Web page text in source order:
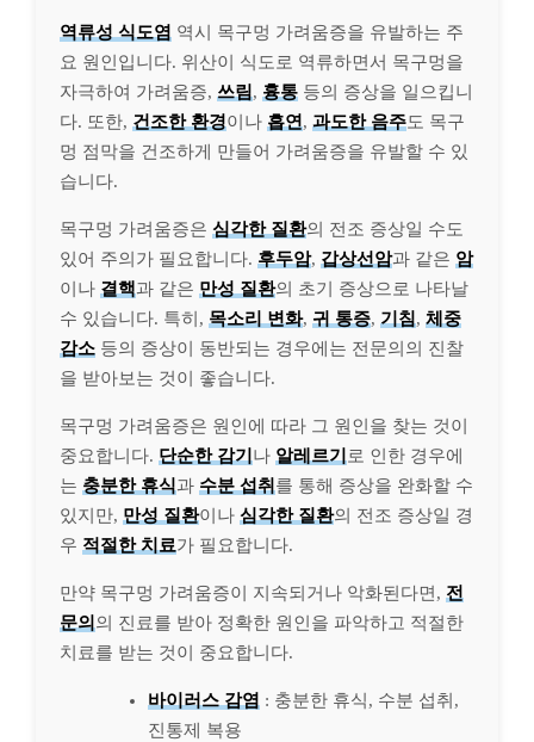
역류성 식도염 역시 목구멍 가려움증을 유발하는 주
요 원인입니다. 위산이 식도로 역류하면서 목구멍을
자극하여 가려움증, 쓰림, 흉통 등의 증상을 일으킵니
다. 또한, 건조한 환경이나 흡연, 과도한 음주도 목구
멍 점막을 건조하게 만들어 가려움증을 유발할 수 있
습니다.
목구멍 가려움증은 심각한 질환의 전조 증상일 수도
있어 주의가 필요합니다. 후두암, 갑상선암과 같은 암
이나 결핵과 같은 만성 질환의 초기 증상으로 나타날
수 있습니다. 특히, 목소리 변화, 귀 통증, 기침, 체중
감소 등의 증상이 동반되는 경우에는 전문의의 진찰
을 받아보는 것이 좋습니다.
목구멍 가려움증은 원인에 따라 그 원인을 찾는 것이
중요합니다. 단순한 감기나 알레르기로 인한 경우에
는 충분한 휴식과 수분 섭취를 통해 증상을 완화할 수
있지만, 만성 질환이나 심각한 질환의 전조 증상일 경
우 적절한 치료가 필요합니다.
만약 목구멍 가려움증이 지속되거나 악화된다면, 전
문의의 진료를 받아 정확한 원인을 파악하고 적절한
치료를 받는 것이 중요합니다.
바이러스 감염 : 충분한 휴식, 수분 섭취,
진통제 복용